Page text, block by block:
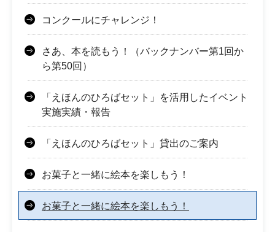
コンクールにチャレンジ！
さあ、本を読もう！（バックナンバー第1回か
ら第50回）
「えほんのひろばセット」を活用したイベント
実施実績・報告
「えほんのひろばセット」貸出のご案内
お菓子と一緒に絵本を楽しもう！
お菓子と一緒に絵本を楽しもう！